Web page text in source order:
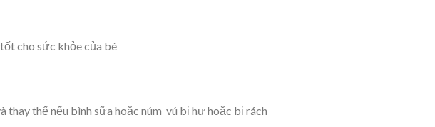
cho sức khỏe của bé
thay thế nếu bình sữa hoặc núm vú bị hư hoặc bị rách